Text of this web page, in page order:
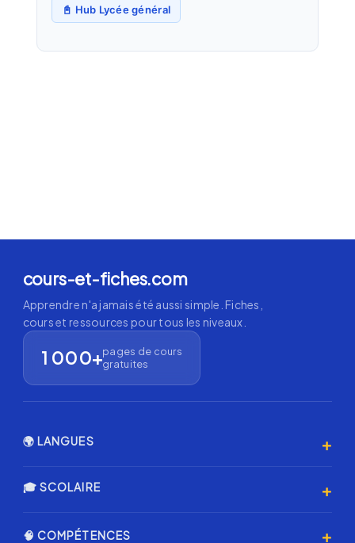
📓 Hub Lycée général
cours-et-fiches.com
Apprendre n'a jamais été aussi simple. Fiches,
cours et ressources pour tous les niveaux.
1 000+pages de cours
gratuites
🌍 LANGUES +
Anglais 🇬🇧
Allemand 🇩🇪
🎓 SCOLAIRE +
🧠 COMPÉTENCES +